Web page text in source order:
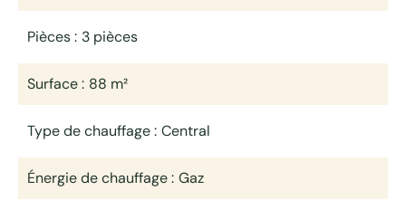
Pièces 3 pièces
Surface 88 m²
Type de chauffage Central
Énergie de chauffage Gaz